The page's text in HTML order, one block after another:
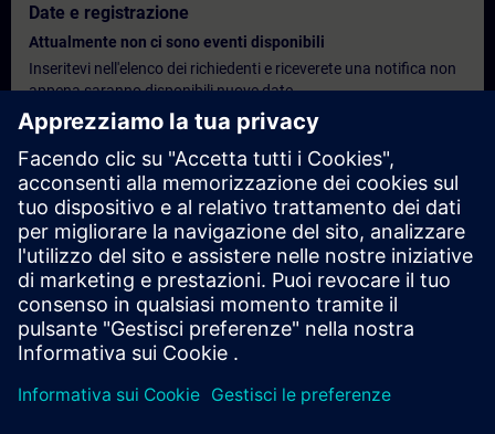
Date e registrazione
Attualmente non ci sono eventi disponibili
Inseritevi nell'elenco dei richiedenti e riceverete una notifica non
appena saranno disponibili nuove date.
Attivare il servizio di notifica
Preventivo personalizzato
Se desideri un preventivo standard per questo corso di
formazione, ad esempio per il tuo ufficio acquisti, fai clic sul link
sottostante. Per prima cosa, dovrai fornire alcuni dati personali;
successivamente, ti verrà inviato un preventivo via e-mail.
Richiedi un preventivo